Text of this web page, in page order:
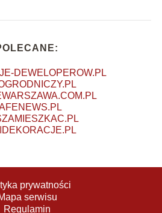
DEWELOPEROW.PL
prywatności
serwisu
Regulamin